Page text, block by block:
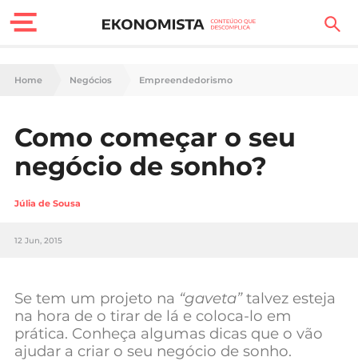
Finanças Pessoais
Carreira
Casa
Tecnologia
Negócios
Home Negócios Empreendedorismo
Como começar o seu
negócio de sonho?
Júlia de Sousa
12 Jun, 2015
Se tem um projeto na “gaveta”talvez esteja
na hora de o tirar de lá e coloca-lo em
prática. Conheça algumas dicas que o vão
ajudar a criar o seu negócio de sonho.